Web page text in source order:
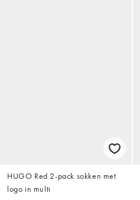
HUGO Red 2-pack sokken met
logo in multi